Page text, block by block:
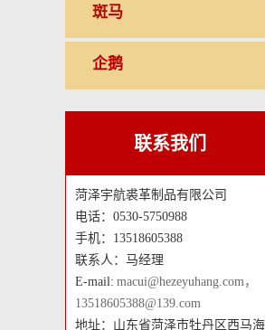
斑马
企鹅
联系我们
菏泽宇航裘革制品有限公司
电话：0530-5750988
手机：13518605388
联系人：马经理
E-mail: macui@hezeyuhang.com，
13518605388@139.com
地址：山东省菏泽市牡丹区西马海